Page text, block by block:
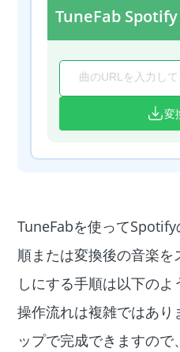
TuneFab
変
TuneFabを使って
順または変換後の音楽を
しにする手順は以下の
操作流れは複雑ではあ
ップで完成できますの